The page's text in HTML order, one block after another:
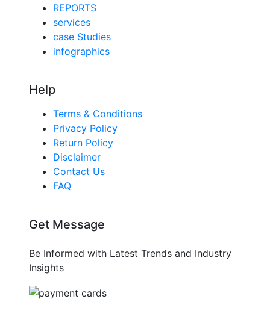
REPORTS
services
case Studies
infographics
Help
Terms & Conditions
Privacy Policy
Return Policy
Disclaimer
Contact Us
FAQ
Get Message
Be Informed with Latest Trends and Industry
Insights